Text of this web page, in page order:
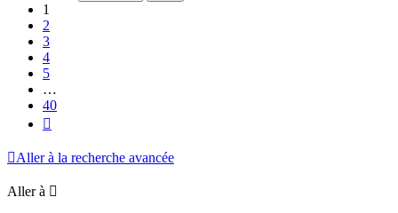
1
2
3
4
5
…
40
Aller à la recherche avancée
Aller à